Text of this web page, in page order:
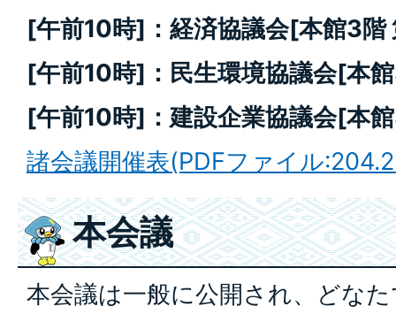
[午前10時]：経済協議会[本館3階
[午前10時]：民生環境協議会[本
[午前10時]：建設企業協議会[本
諸会議開催表(PDFファイル
本会議
本会議は一般に公開され、どな